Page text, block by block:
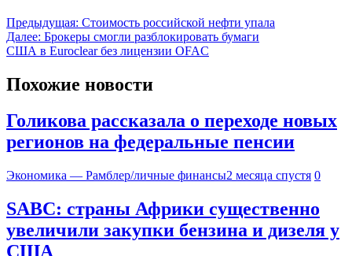
Предыдущая: Стоимость российской нефти упала
Далее: Брокеры смогли разблокировать бумаги
США в Euroclear без лицензии OFAC
Похожие новости
Голикова рассказала о переходе новых
регионов на федеральные пенсии
Экономика — Рамблер/личные финансы2 месяца спустя 0
SABC: страны Африки существенно
увеличили закупки бензина и дизеля у
США